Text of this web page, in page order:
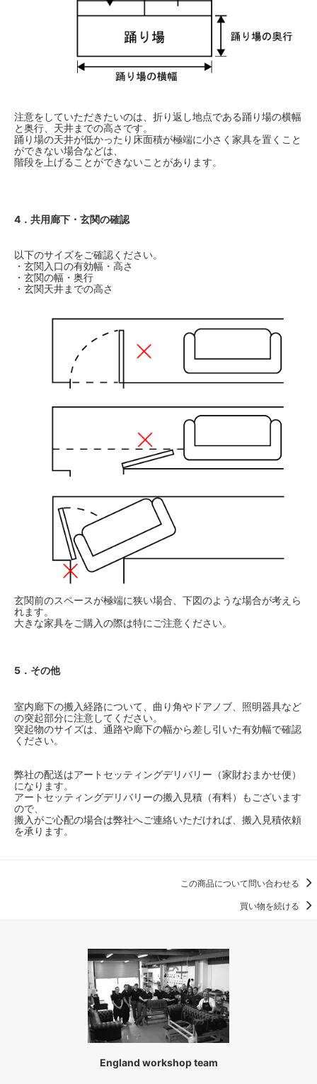
注意をしていただきたいのは、折り返し地点である踊り場の横幅
と奥行、天井までの高さです。
踊り場の天井が低かったり床面積が極端に小さく家具を置くこと
ができない場合などは、
階段を上げることができないことがあります。
4．共用廊下・玄関の確認
以下のサイズをご確認ください。
・玄関入口の有効幅・高さ
・玄関の幅・奥行
・玄関天井までの高さ
玄関前のスペースが極端に狭い場合、下図のような場合が考えら
れます。
大きな家具をご購入の際は特にご注意ください。
5．その他
室内廊下の搬入経路について、曲り角やドアノブ、照明器具など
の突起部分に注意してください。
突起物のサイズは、通路や廊下の幅から差し引いた有効幅で確認
ください。
弊社の配送はアートセッティングデリバリー（家財おまかせ便）
になります。
アートセッティングデリバリーの搬入見積（有料）もございます
ので、
搬入がご心配の場合は弊社へご連絡いただければ、搬入見積依頼
を承ります。
この商品について問い合わせる
買い物を続ける
England workshop team